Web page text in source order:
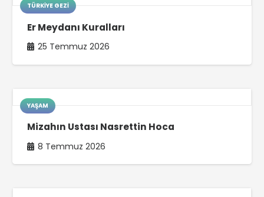
TÜRKIYE GEZI
Er Meydanı Kuralları
25 Temmuz 2026
YAŞAM
Mizahın Ustası Nasrettin Hoca
8 Temmuz 2026